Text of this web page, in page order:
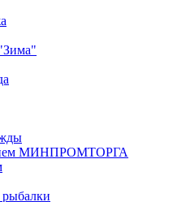
МИНПРОМТОРГА